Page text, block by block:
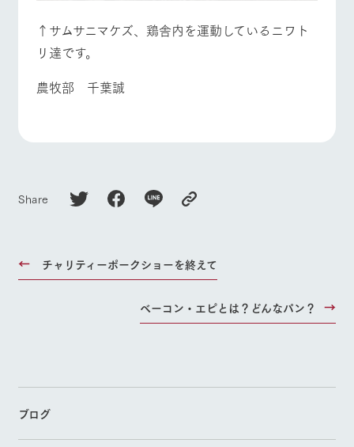
↑サムサニマケズ、鶏舎内を運動しているニワト
リ達です。
農牧部 千葉誠
Share
チャリティーポークショーを終えて
ベーコン・エピとは？どんなパン？
ブログ